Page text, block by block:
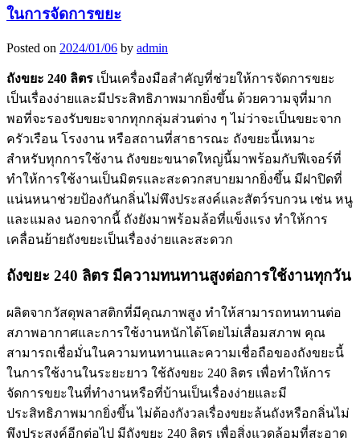
ในการจัดการขยะ
Posted on 2024/01/06 by admin
ถังขยะ 240 ลิตร เป็นเครื่องมือสำคัญที่ช่วยให้การจัดการขยะ
เป็นเรื่องง่ายและมีประสิทธิภาพมากยิ่งขึ้น ด้วยความจุที่มาก
พอที่จะรองรับขยะจากทุกกลุ่มส่วนต่าง ๆ ไม่ว่าจะเป็นขยะจาก
ครัวเรือน โรงงาน หรือสถานที่สาธารณะ ถังขยะนี้เหมาะ
สำหรับทุกการใช้งาน ถังขยะขนาดใหญ่นี้มาพร้อมกับฟีเจอร์ที่
ทำให้การใช้งานเป็นมิตรและสะดวกสบายมากยิ่งขึ้น มีฝาปิดที่
แน่นหนาช่วยป้องกันกลิ่นไม่พึงประสงค์และสัตว์รบกวน เช่น หนู
และแมลง นอกจากนี้ ถังยังมาพร้อมล้อที่แข็งแรง ทำให้การ
เคลื่อนย้ายถังขยะเป็นเรื่องง่ายและสะดวก
ถังขยะ 240 ลิตร มีความทนทานสูงต่อการใช้งานทุกวัน
ผลิตจากวัสดุพลาสติกที่มีคุณภาพสูง ทำให้สามารถทนทานต่อ
สภาพอากาศและการใช้งานหนักได้โดยไม่เสื่อมสภาพ คุณ
สามารถเชื่อมั่นในความทนทานและความเชื่อถือของถังขยะนี้
ในการใช้งานในระยะยาว ใช้ถังขยะ 240 ลิตร เพื่อทำให้การ
จัดการขยะในที่ทำงานหรือที่บ้านเป็นเรื่องง่ายและมี
ประสิทธิภาพมากยิ่งขึ้น ไม่ต้องกังวลเรื่องขยะล้นถังหรือกลิ่นไม่
พึงประสงค์อีกต่อไป มีถังขยะ 240 ลิตร เพื่อสิ่งแวดล้อมที่สะอาด